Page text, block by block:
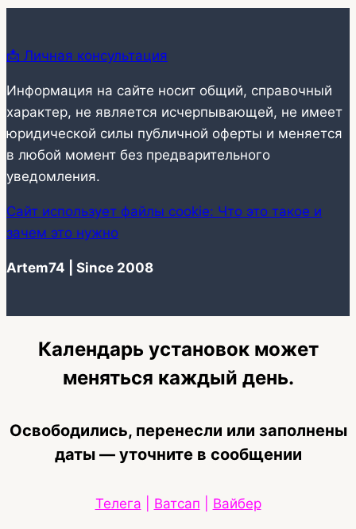
📩 Личная консультация
Информация на сайте носит общий, справочный
характер, не является исчерпывающей, не имеет
юридической силы публичной оферты и меняется
в любой момент без предварительного
уведомления.
Сайт использует файлы cookie: Что это такое и
зачем это нужно
Artem74 | Since 2008
Календарь установок может
меняться каждый день.
Освободились, перенесли или заполнены
даты — уточните в сообщении
Телега Ватсап Вайбер